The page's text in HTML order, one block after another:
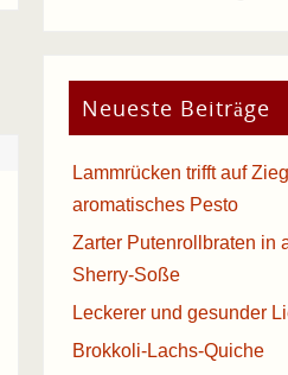
Neueste Beiträge
Lammrücken trifft auf
aromatisches Pesto
Zarter Putenrollbraten in
Sherry-Soße
Leckerer und gesunder
Brokkoli-Lachs-Quiche